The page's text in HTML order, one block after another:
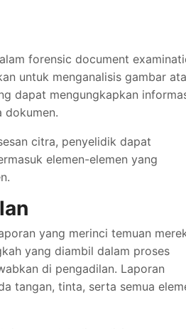
forensic document
untuk menganalisis gambar
dapat mengungkapkan
dokumen.
citra, penyelidik dapat
elemen-elemen yang
yang merinci temuan
yang diambil dalam proses
di pengadilan. Laporan
tangan, tinta, serta semua